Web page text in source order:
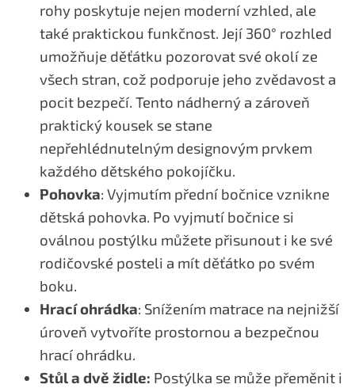
rohy poskytuje nejen moderní vzhled, ale
také praktickou funkčnost. Její 360° rozhled
umožňuje děťátku pozorovat své okolí ze
všech stran, což podporuje jeho zvědavost a
pocit bezpečí. Tento nádherný a zároveň
praktický kousek se stane
nepřehlédnutelným designovým prvkem
každého dětského pokojíčku.
Pohovka: Vyjmutím přední bočnice vznikne
dětská pohovka. Po vyjmutí bočnice si
oválnou postýlku můžete přisunout i ke své
rodičovské posteli a mít děťátko po svém
boku.
Hrací ohrádka: Snížením matrace na nejnižší
úroveň vytvoříte prostornou a bezpečnou
hrací ohrádku.
Stůl a dvě židle: Postýlka se může přeměnit i